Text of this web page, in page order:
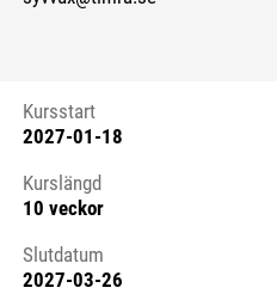
Kursstart 6272080
Kursstart
2027-01-18
Kurslängd
10 veckor
Slutdatum
2027-03-26